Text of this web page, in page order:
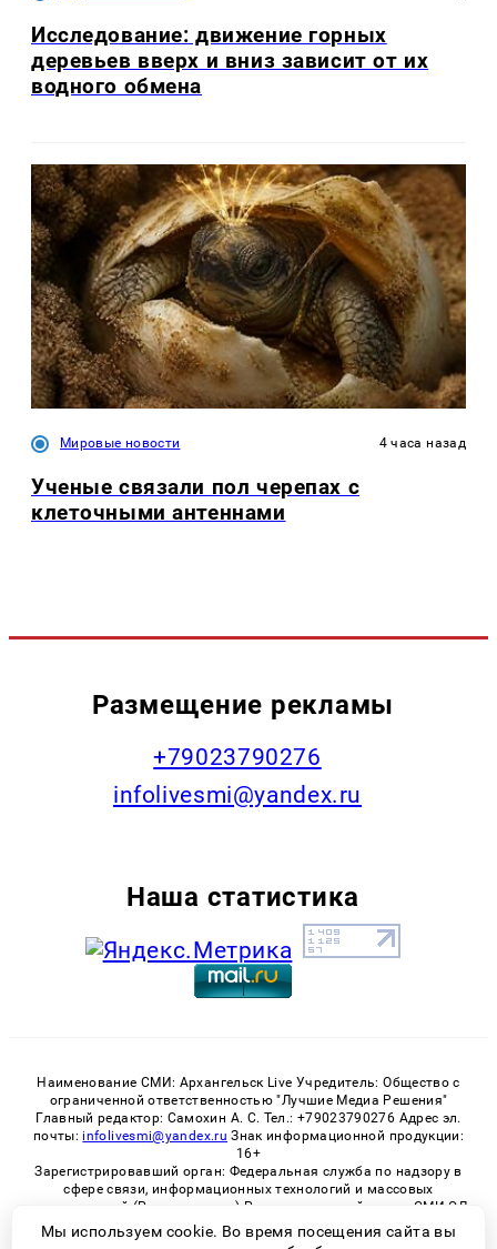
Исследование: движение горных
деревьев вверх и вниз зависит от их
водного обмена
Мировые новости 4 часа назад
Ученые связали пол черепах с
клеточными антеннами
Размещение рекламы
+79023790276
infolivesmi@yandex.ru
Наша статистика
Наименование СМИ: Архангельск Live Учредитель: Общество с
ограниченной ответственностью "Лучшие Медиа Решения"
Главный редактор: Самохин А. С. Тел.: +79023790276 Адрес эл.
почты: infolivesmi@yandex.ru Знак информационной продукции:
16+
Зарегистрировавший орган: Федеральная служба по надзору в
сфере связи, информационных технологий и массовых
коммуникаций (Роскомнадзор) Регистрационный номер СМИ ЭЛ
№ ФС 77 - 82533 от 21.01.2022
Мы используем cookie. Во время посещения сайта вы